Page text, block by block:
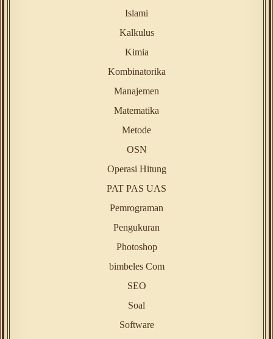
Islami
Kalkulus
Kimia
Kombinatorika
Manajemen
Matematika
Metode
OSN
Operasi Hitung
PAT PAS UAS
Pemrograman
Pengukuran
Photoshop
bimbeles Com
SEO
Soal
Software